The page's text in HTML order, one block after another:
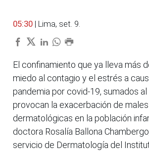
05:30 | Lima, set. 9.
El confinamiento que ya lleva más
miedo al contagio y el estrés a
pandemia por covid-19, sumados
provocan la exacerbación de males
dermatológicas en la población
doctora Rosalía Ballona
servicio de Dermatología del